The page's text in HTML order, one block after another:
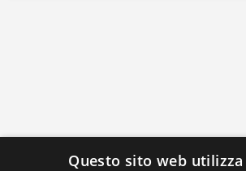
Questo sito web